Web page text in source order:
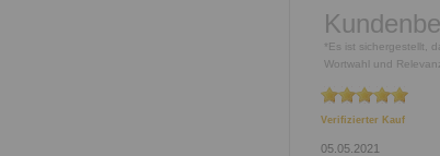
*Es ist sichergestellt,
Wortwahl und
Verifizierter Kauf
05.05.2021